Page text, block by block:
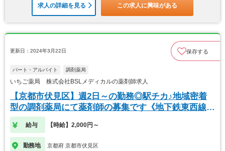
求人の詳細を見る この求人に興味がある
更新日：2024年3月22日 保存する
パート・アルバイト 調剤薬局
いちご薬局 株式会社BSLメディカルの薬剤師求人
【京都市伏見区】週2日～の勤務◎駅チカ♪地域密着
型の調剤薬局にて薬剤師の募集です《地下鉄東西線沿
線》
給与 【時給】2,000円～
勤務地 京都府 京都市伏見区